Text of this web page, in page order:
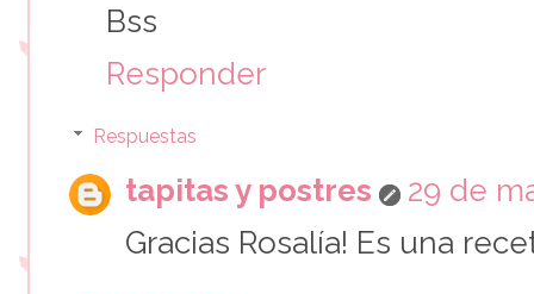
Bss
Responder
Respuestas
tapitas y postres
29 de
Gracias Rosalía! Es una